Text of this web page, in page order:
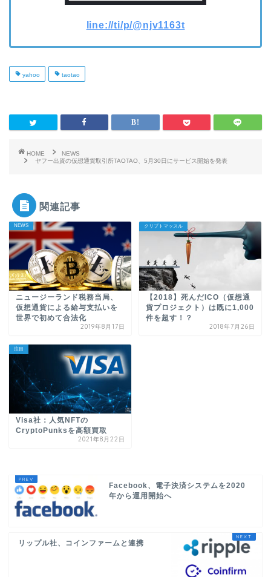
line://ti/p/@njv1163t
yahoo taotao
HOME
NEWS
ヤフー出資の仮想通貨取引所TAOTAO、5月30日にサービス開始を発表
関連記事
NEWS
ニュージーランド税務当局、
仮想通貨による給与支払いを
世界で初めて合法化
2019年8月17日
クリプトマッスル
【2018】死んだICO（仮想通
貨プロジェクト）は既に1,000
件を超す！？
2018年7月26日
注目
Visa社：人気NFTの
CryptoPunksを高額買取
2021年8月22日
Facebook、電子決済システムを2020
年から運用開始へ
リップル社、コインファームと連携